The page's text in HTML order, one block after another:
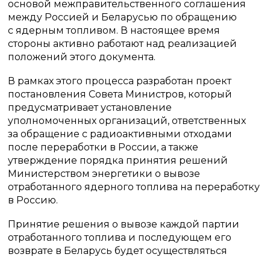
основой межправительственного соглашения
между Россией и Беларусью по обращению
с ядерным топливом. В настоящее время
стороны активно работают над реализацией
положений этого документа.
В рамках этого процесса разработан проект
постановления Совета Министров, который
предусматривает установление
уполномоченных организаций, ответственных
за обращение с радиоактивными отходами
после переработки в России, а также
утверждение порядка принятия решений
Министерством энергетики о вывозе
отработанного ядерного топлива на переработку
в Россию.
Принятие решения о вывозе каждой партии
отработанного топлива и последующем его
возврате в Беларусь будет осуществляться